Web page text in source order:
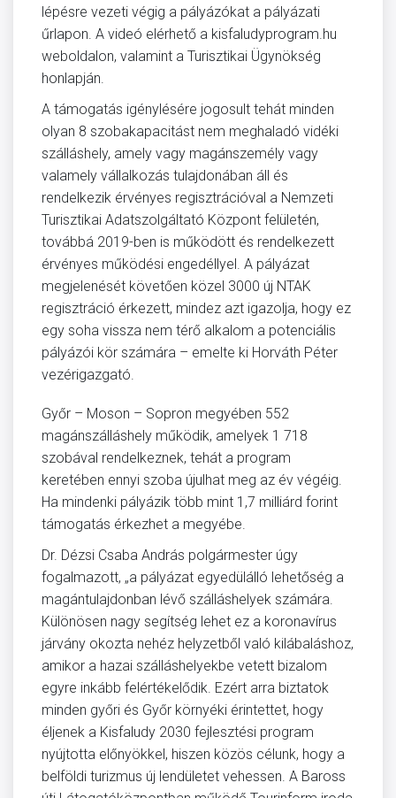
lépésre vezeti végig a pályázókat a pályázati
űrlapon. A videó elérhető a kisfaludyprogram.hu
weboldalon, valamint a Turisztikai Ügynökség
honlapján.
A támogatás igénylésére jogosult tehát minden
olyan 8 szobakapacitást nem meghaladó vidéki
szálláshely, amely vagy magánszemély vagy
valamely vállalkozás tulajdonában áll és
rendelkezik érvényes regisztrációval a Nemzeti
Turisztikai Adatszolgáltató Központ felületén,
továbbá 2019-ben is működött és rendelkezett
érvényes működési engedéllyel. A pályázat
megjelenését követően közel 3000 új NTAK
regisztráció érkezett, mindez azt igazolja, hogy ez
egy soha vissza nem térő alkalom a potenciális
pályázói kör számára – emelte ki Horváth Péter
vezérigazgató.
Győr – Moson – Sopron megyében 552
magánszálláshely működik, amelyek 1 718
szobával rendelkeznek, tehát a program
keretében ennyi szoba újulhat meg az év végéig.
Ha mindenki pályázik több mint 1,7 milliárd forint
támogatás érkezhet a megyébe.
Dr. Dézsi Csaba András polgármester úgy
fogalmazott, „a pályázat egyedülálló lehetőség a
magántulajdonban lévő szálláshelyek számára.
Különösen nagy segítség lehet ez a koronavírus
járvány okozta nehéz helyzetből való kilábaláshoz,
amikor a hazai szálláshelyekbe vetett bizalom
egyre inkább felértékelődik. Ezért arra biztatok
minden győri és Győr környéki érintettet, hogy
éljenek a Kisfaludy 2030 fejlesztési program
nyújtotta előnyökkel, hiszen közös célunk, hogy a
belföldi turizmus új lendületet vehessen. A Baross